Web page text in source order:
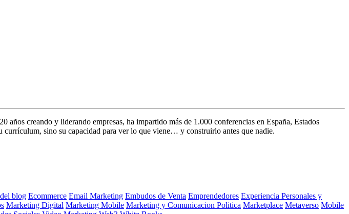
creando y liderando empresas, ha impartido más de 1.000 conferencias en España, Estados
sino su capacidad para ver lo que viene… y construirlo antes que nadie.
blog Ecommerce Email Marketing Embudos de Venta Emprendedores Experiencia Personales y
Marketing Digital Marketing Mobile Marketing y Comunicacion Politica Marketplace Metaverso Mobile